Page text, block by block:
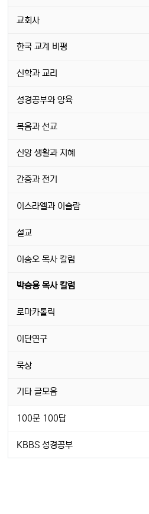
교회사
한국 교계 비평
신학과 교리
성경공부와 양육
복음과 선교
신앙 생활과 지혜
간증과 전기
이스라엘과 이슬람
설교
이송오 목사 칼럼
박승용 목사 칼럼
로마카톨릭
이단연구
묵상
기타 글모음
100문 100답
KBBS 성경공부